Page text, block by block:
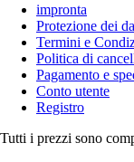
impronta
Protezione dei
Termini e
Politica di
Pagamento e
Conto utente
Registro
Tutti i prezzi sono